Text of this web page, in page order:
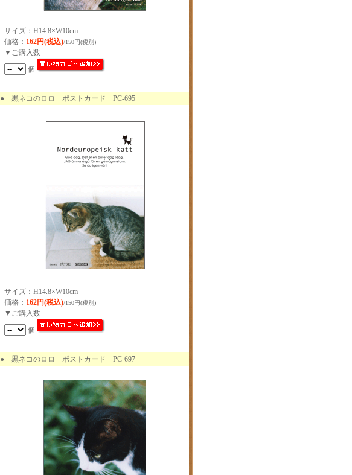
サイズ：H14.8×W10cm
価格： 162円(税込)/150円(税別)
▼ご購入数
個
● 黒ネコのロロ ポストカード PC-695
サイズ：H14.8×W10cm
価格： 162円(税込)/150円(税別)
▼ご購入数
個
● 黒ネコのロロ ポストカード PC-697